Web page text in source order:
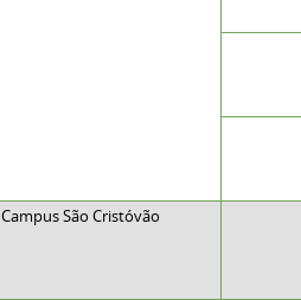
Campus São Cristóvão